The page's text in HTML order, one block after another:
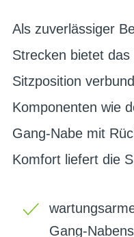
Als zuverlässiger
Strecken bietet
Sitzposition
Komponenten wie
Gang-Nabe mit
Komfort liefert die
Gang-